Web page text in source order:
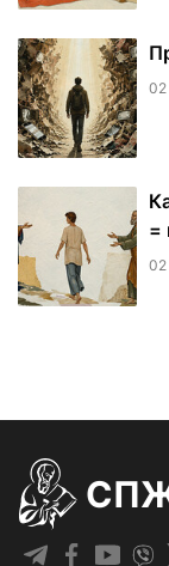
02
=
02